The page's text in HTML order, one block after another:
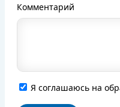
Комментарий
Я соглашаюсь на